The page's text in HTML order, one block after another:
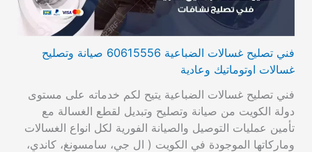
فني تصليح غسالات الضباعية 60615556 صيانة وتصليح
غسالات اوتوماتيك وعادية
فني تصليح غسالات الضباعية يتيح لكم خدماته على مستوى
دولة الكويت من صيانة وتصليح وتبديل لقطع الغسالة مع
تأمين عمليات التوصيل والصيانة الفورية لكل انواع الغسالات
وماركاتها الموجودة في الكويت ( ال جي، سامسونغ، كاندي،